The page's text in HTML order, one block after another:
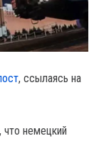
, ссылаясь на
что немецкий